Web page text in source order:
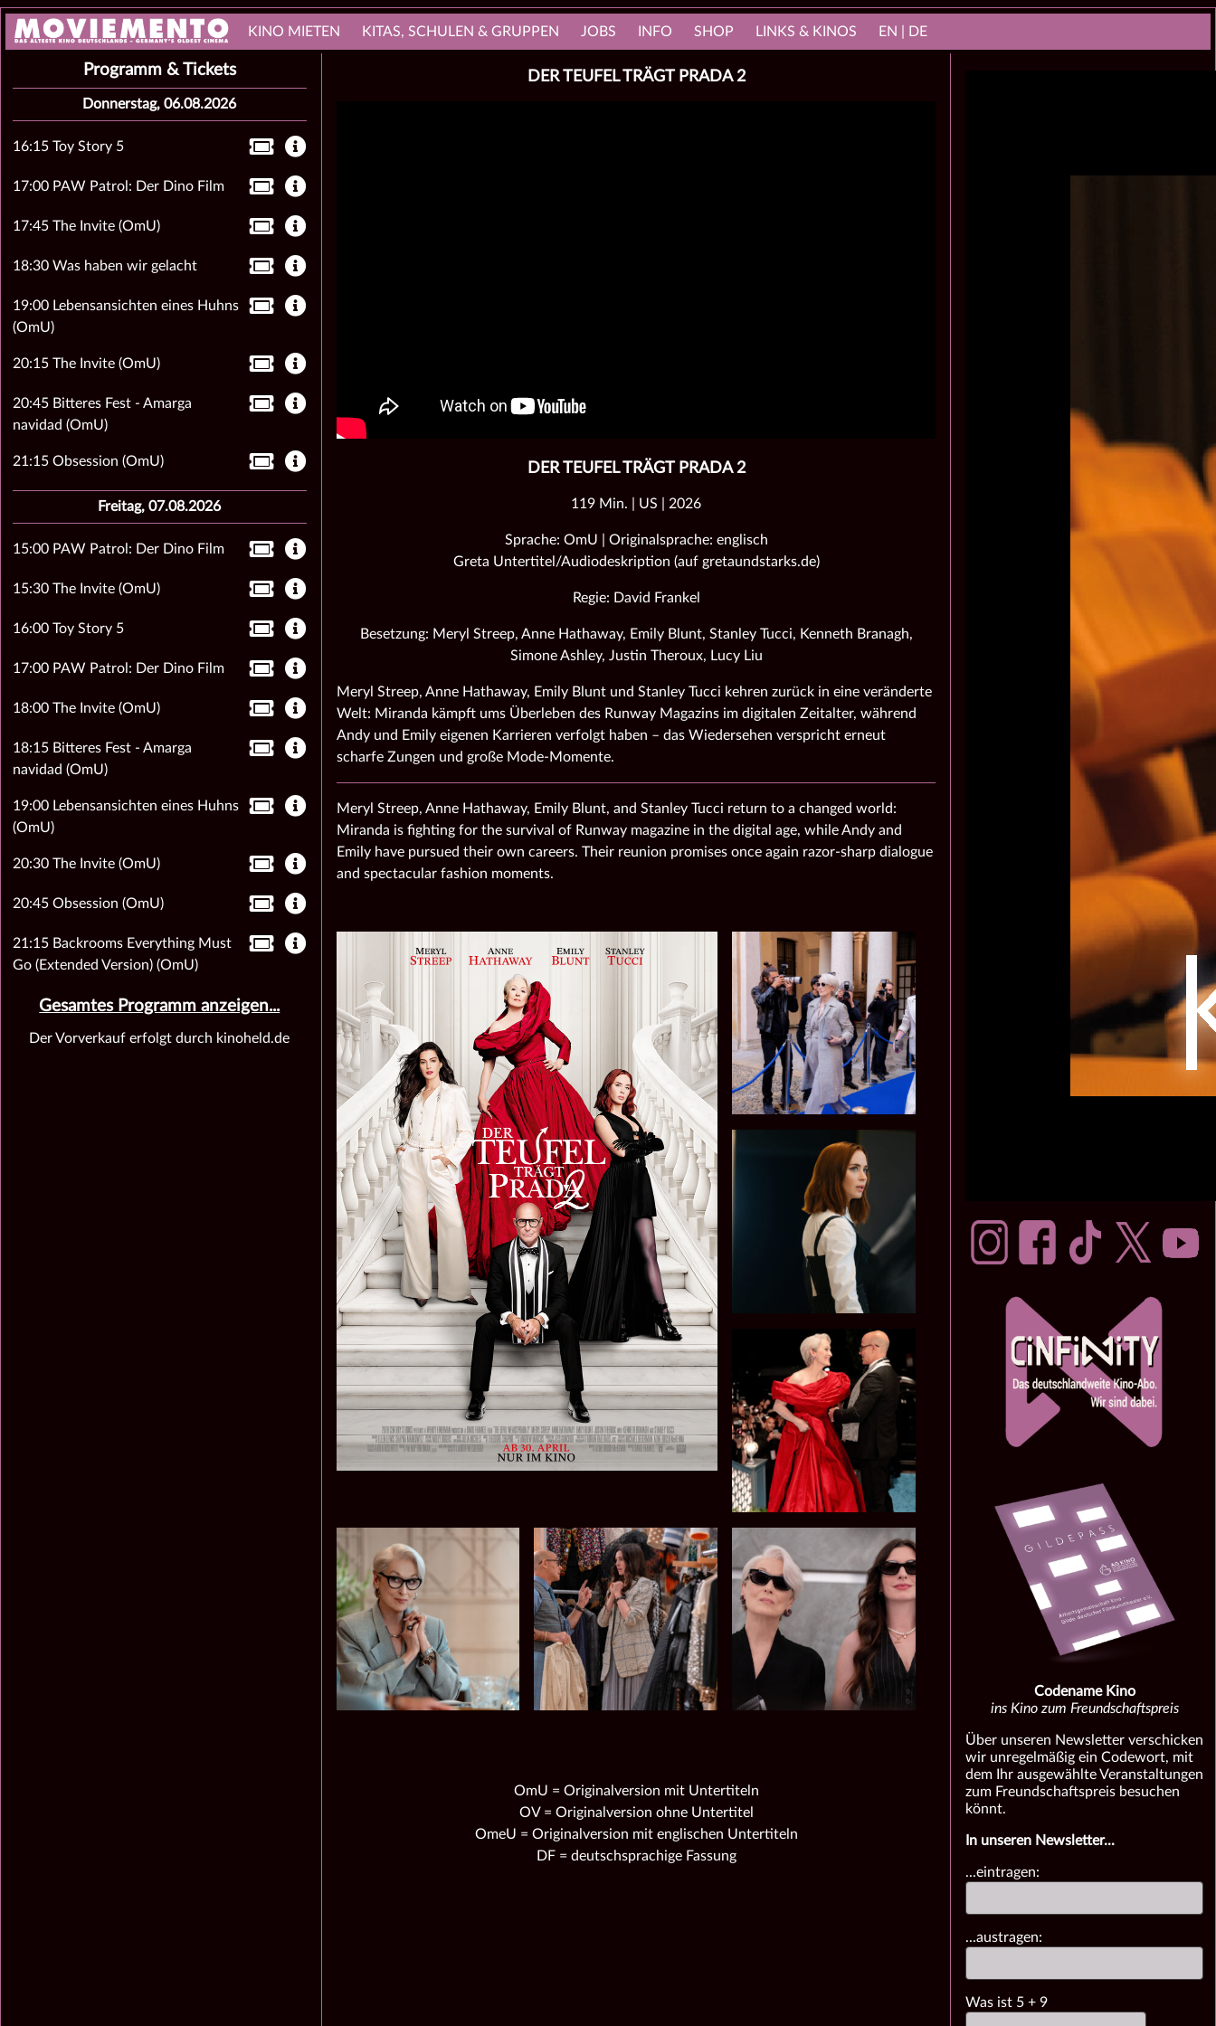
KINO MIETEN KITAS, SCHULEN & GRUPPEN JOBS INFO SHOP LINKS & KINOS EN | DE
DER TEUFEL TRÄGT PRADA 2
DER TEUFEL TRÄGT PRADA 2
119 Min. | US | 2026
Sprache: OmU | Originalsprache: englisch
Greta Untertitel/Audiodeskription (auf gretaundstarks.de)
Regie: David Frankel
Besetzung: Meryl Streep, Anne Hathaway, Emily Blunt, Stanley Tucci, Kenneth Branagh,
Simone Ashley, Justin Theroux, Lucy Liu
Meryl Streep, Anne Hathaway, Emily Blunt und Stanley Tucci kehren zurück in eine veränderte
Welt: Miranda kämpft ums Überleben des Runway Magazins im digitalen Zeitalter, während
Andy und Emily eigenen Karrieren verfolgt haben – das Wiedersehen verspricht erneut
scharfe Zungen und große Mode‑Momente.
Meryl Streep, Anne Hathaway, Emily Blunt, and Stanley Tucci return to a changed world:
Miranda is fighting for the survival of Runway magazine in the digital age, while Andy and
Emily have pursued their own careers. Their reunion promises once again razor‑sharp dialogue
and spectacular fashion moments.
OmU = Originalversion mit Untertiteln
OV = Originalversion ohne Untertitel
OmeU = Originalversion mit englischen Untertiteln
DF = deutschsprachige Fassung
Programm & Tickets
Donnerstag, 06.08.2026
16:15 Toy Story 5
17:00 PAW Patrol: Der Dino Film
17:45 The Invite (OmU)
18:30 Was haben wir gelacht
19:00 Lebensansichten eines Huhns
(OmU)
20:15 The Invite (OmU)
20:45 Bitteres Fest - Amarga
navidad (OmU)
21:15 Obsession (OmU)
Freitag, 07.08.2026
15:00 PAW Patrol: Der Dino Film
15:30 The Invite (OmU)
16:00 Toy Story 5
17:00 PAW Patrol: Der Dino Film
18:00 The Invite (OmU)
18:15 Bitteres Fest - Amarga
navidad (OmU)
19:00 Lebensansichten eines Huhns
(OmU)
20:30 The Invite (OmU)
20:45 Obsession (OmU)
21:15 Backrooms Everything Must
Go (Extended Version) (OmU)
Gesamtes Programm anzeigen...
Der Vorverkauf erfolgt durch kinoheld.de
Codename Kino
ins Kino zum Freundschaftspreis
Über unseren Newsletter verschicken
wir unregelmäßig ein Codewort, mit
dem Ihr ausgewählte Veranstaltungen
zum Freundschaftspreis besuchen
könnt.
In unseren Newsletter...
...eintragen:
...austragen:
Was ist 5 + 9